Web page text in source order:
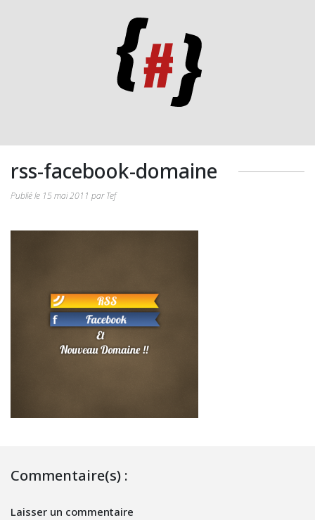
rss-facebook-domaine
Publié le 15 mai 2011 par Tef
Commentaire(s) :
Laisser un commentaire